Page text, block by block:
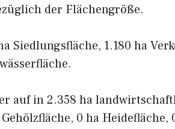
der Flächengröße.
Siedlungsfläche, 1.180 ha
auf in 2.358 ha
0 ha Heidefläche,